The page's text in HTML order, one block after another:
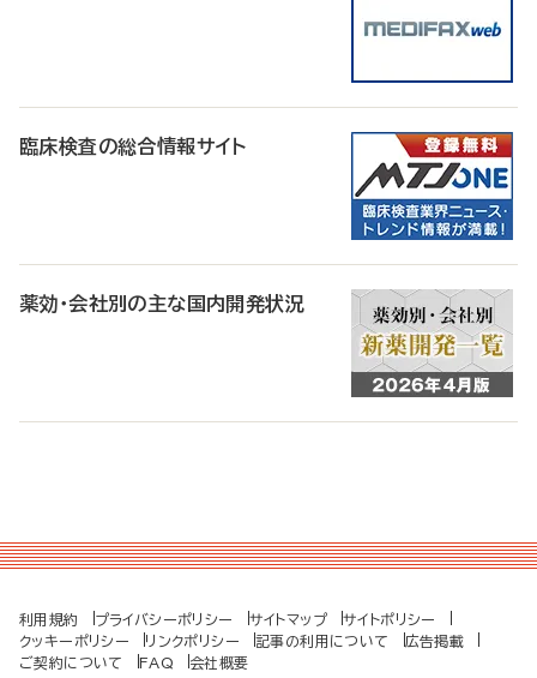
臨床検査の総合情報サイト
薬効・会社別の主な国内開発状況
利用規約 プライバシーポリシー サイトマップ
サイトポリシー
クッキーポリシー
リンクポリシー 記事の利用について
広告掲載
ご契約について
FAQ 会社概要